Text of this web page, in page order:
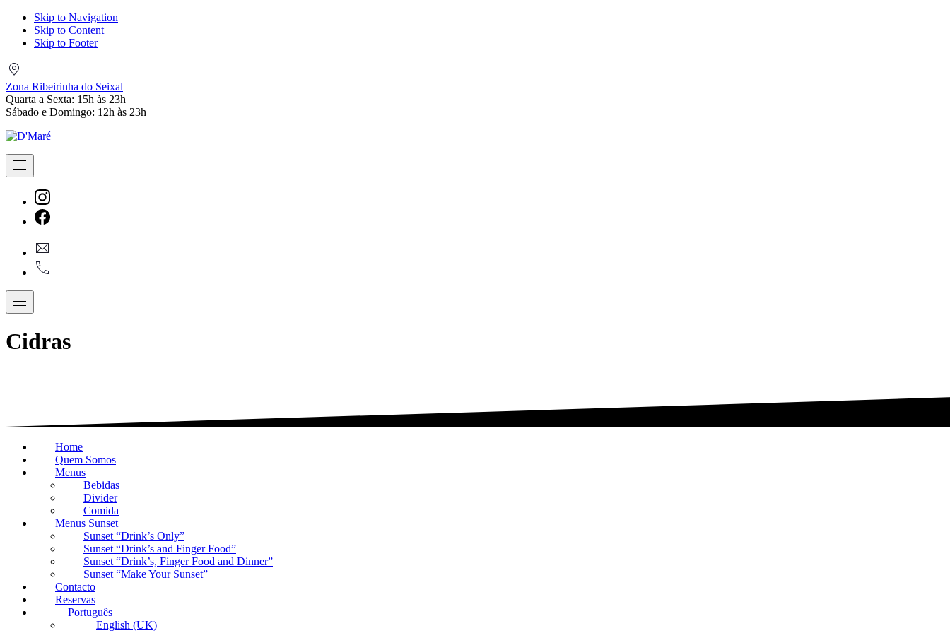
Skip to Navigation
Skip to Content
Skip to Footer
do
Seixal
Zona Ribeirinha do Seixal
Quarta a Sexta: 15h às 23h
Sábado e Domingo: 12h às 23h
Navigation
New
Window
Window
Navigation
Cidras
Home
Quem Somos
Menus
Bebidas
Divider
Comida
Menus Sunset
Sunset “Drink’s Only”
Sunset “Drink’s and Finger Food”
Sunset “Drink’s, Finger Food and Dinner”
Sunset “Make Your Sunset”
Contacto
Reservas
Português
English (UK)